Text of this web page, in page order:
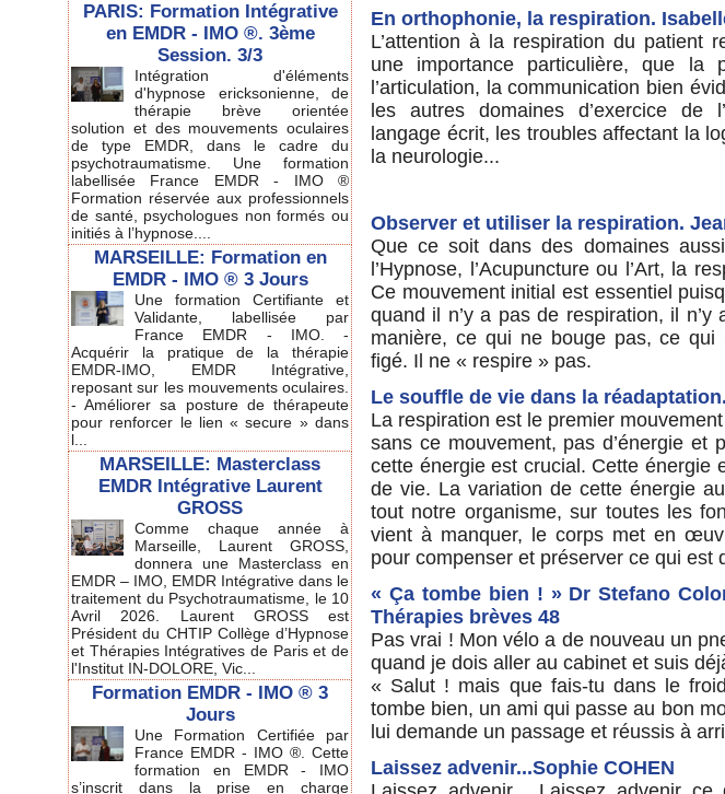
PARIS: Formation Intégrative
en EMDR - IMO ®. 3ème
Session. 3/3
Intégration d'éléments
d'hypnose ericksonienne, de
thérapie brève orientée
solution et des mouvements oculaires
de type EMDR, dans le cadre du
psychotraumatisme. Une formation
labellisée France EMDR - IMO ®
Formation réservée aux professionnels
de santé, psychologues non formés ou
initiés à l’hypnose....
MARSEILLE: Formation en
EMDR - IMO ® 3 Jours
Une formation Certifiante et
Validante, labellisée par
France EMDR - IMO. -
Acquérir la pratique de la thérapie
EMDR-IMO, EMDR Intégrative,
reposant sur les mouvements oculaires.
- Améliorer sa posture de thérapeute
pour renforcer le lien « secure » dans
l...
MARSEILLE: Masterclass
EMDR Intégrative Laurent
GROSS
Comme chaque année à
Marseille, Laurent GROSS,
donnera une Masterclass en
EMDR – IMO, EMDR Intégrative dans le
traitement du Psychotraumatisme, le 10
Avril 2026. Laurent GROSS est
Président du CHTIP Collège d’Hypnose
et Thérapies Intégratives de Paris et de
l'Institut IN-DOLORE, Vic...
Formation EMDR - IMO ® 3
Jours
Une Formation Certifiée par
France EMDR - IMO ®. Cette
formation en EMDR - IMO
s’inscrit dans la prise en charge
En orthophonie, la respiration.
L’attention à la respiration du patient
une importance particulière, que la
l’articulation, la communication bien
les autres domaines d’exercice de
langage écrit, les troubles affectant la
la neurologie...
Observer et utiliser la respiration.
Que ce soit dans des domaines
l’Hypnose, l’Acupuncture ou l’Art, la
Ce mouvement initial est essentiel
quand il n’y a pas de respiration, il
manière, ce qui ne bouge pas, ce qui
figé. Il ne « respire » pas.
Le souffle de vie dans la
La respiration est le premier
sans ce mouvement, pas d’énergie et
cette énergie est crucial. Cette énergie
de vie. La variation de cette énergie
tout notre organisme, sur toutes les
vient à manquer, le corps met en
pour compenser et préserver ce qui est
« Ça tombe bien ! » Dr Stefano
Thérapies brèves 48
Pas vrai ! Mon vélo a de nouveau un
quand je dois aller au cabinet et suis
« Salut ! mais que fais-tu dans le
tombe bien, un ami qui passe au bon
lui demande un passage et réussis à
Laissez advenir...Sophie COHEN